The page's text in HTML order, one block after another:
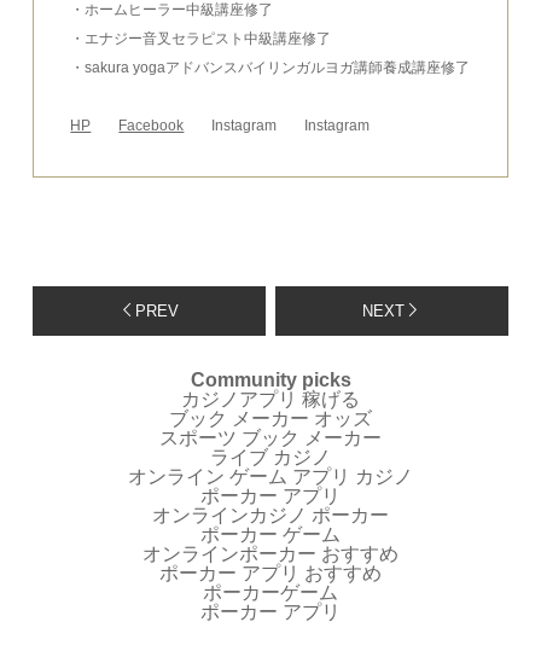
・ホームヒーラー中級講座修了
・エナジー音叉セラピスト中級講座修了
・sakura yogaアドバンスバイリンガルヨガ講師養成講座修了
HP Facebook Instagram Instagram
PREV NEXT
Community picks
カジノアプリ 稼げる
ブック メーカー オッズ
スポーツ ブック メーカー
ライブ カジノ
オンライン ゲーム アプリ カジノ
ポーカー アプリ
オンラインカジノ ポーカー
ポーカー ゲーム
オンラインポーカー おすすめ
ポーカー アプリ おすすめ
ポーカーゲーム
ポーカー アプリ